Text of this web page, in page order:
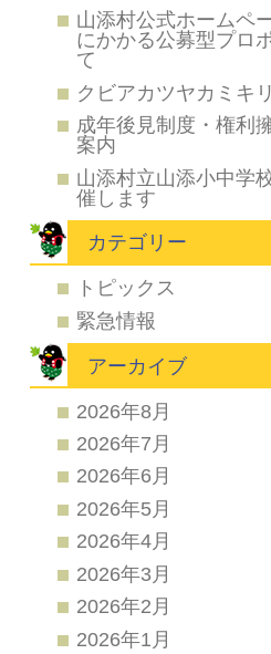
山添村公式ホームペ
にかかる公募型プロ
て
クビアカツヤカミキ
成年後見制度・権利
案内
山添村立山添小中学
催します
カテゴリー
トピックス
緊急情報
アーカイブ
2026年8月
2026年7月
2026年6月
2026年5月
2026年4月
2026年3月
2026年2月
2026年1月